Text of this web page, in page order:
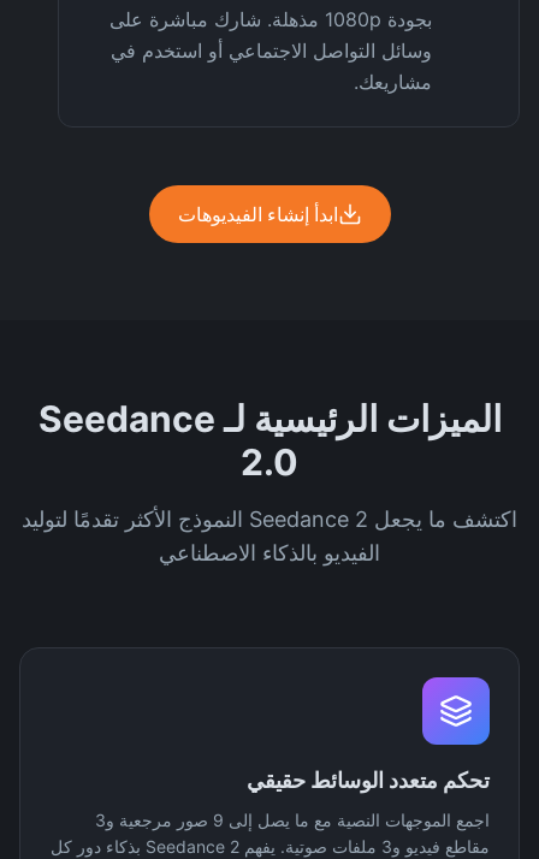
بجودة 1080p مذهلة. شارك مباشرة على
وسائل التواصل الاجتماعي أو استخدم في
مشاريعك.
ابدأ إنشاء الفيديوهات
الميزات الرئيسية لـ Seedance
2.0
اكتشف ما يجعل Seedance 2 النموذج الأكثر تقدمًا لتوليد
الفيديو بالذكاء الاصطناعي
تحكم متعدد الوسائط حقيقي
اجمع الموجهات النصية مع ما يصل إلى 9 صور مرجعية و3
مقاطع فيديو و3 ملفات صوتية. يفهم Seedance 2 بذكاء دور كل